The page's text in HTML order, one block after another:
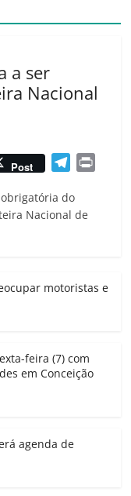
a ser
Nacional
Post
l
e
m
do
Nacional de
motoristas e
feira (7) com
em Conceição
agenda de